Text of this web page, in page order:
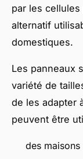
par les
alternatif
domestiques.
Les panneaux
variété de
de les adapter
peuvent être
des maisons